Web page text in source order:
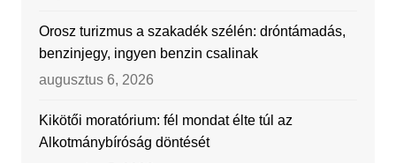
Orosz turizmus a szakadék szélén: dróntámadás,
benzinjegy, ingyen benzin csalinak
augusztus 6, 2026
Kikötői moratórium: fél mondat élte túl az
Alkotmánybíróság döntését